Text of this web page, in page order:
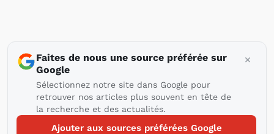
Faites de nous une source préférée sur
Google
Sélectionnez notre site dans Google pour
retrouver nos articles plus souvent en tête de
la recherche et des actualités.
Ajouter aux sources préférées Google